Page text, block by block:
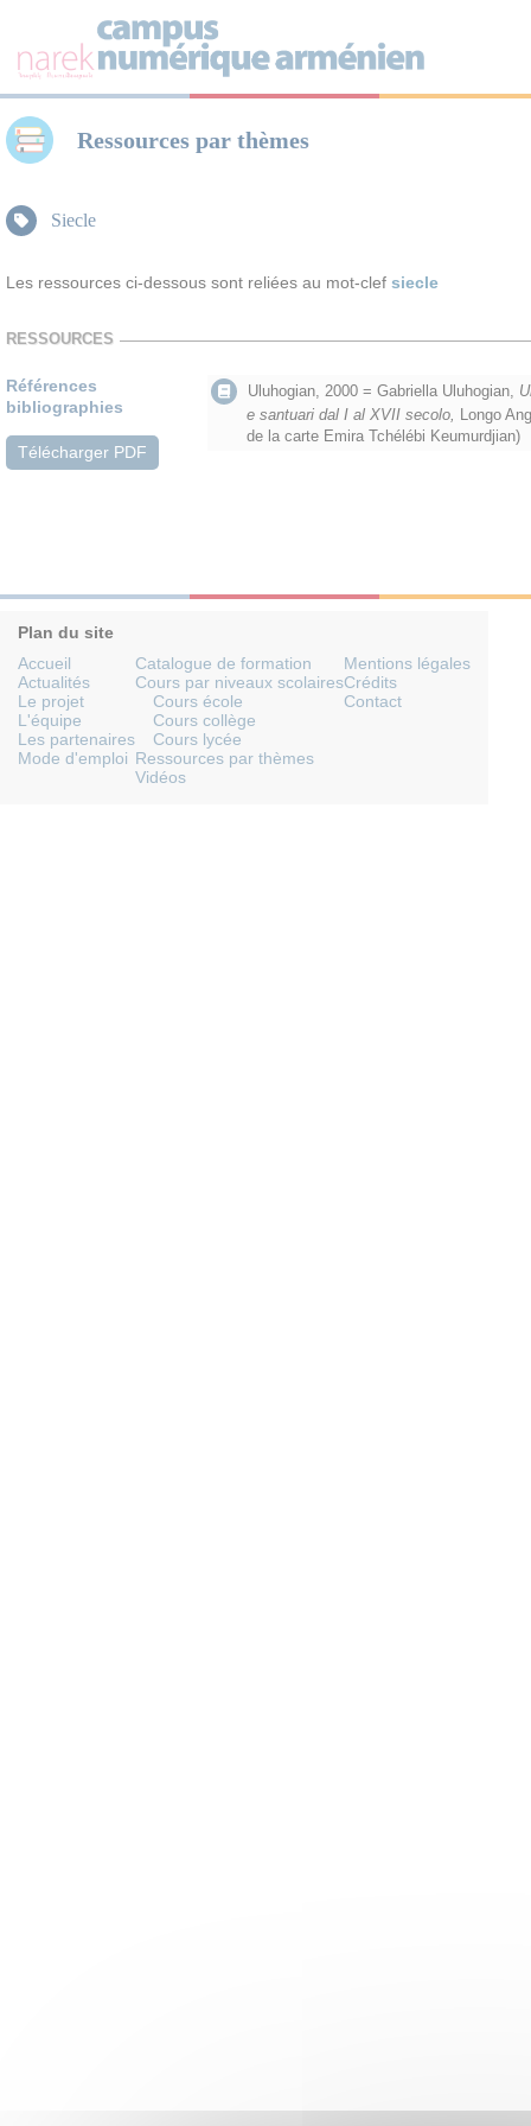
Ressources par thèmes
Siecle
Les ressources ci-dessous sont reliées au mot-clef siecle
RESSOURCES
Références
bibliographies
Télécharger PDF
Uluhogian, 2000 = Gabriella Uluhogian,
e santuari dal I al XVII secolo, Longo
de la carte Emira Tchélébi Keumurdjian)
Plan du site
Accueil
Actualités
Le projet
L'équipe
Les partenaires
Mode d'emploi
Catalogue de formation
Cours par niveaux scolaires
Cours école
Cours collège
Cours lycée
Ressources par thèmes
Vidéos
Mentions légales
Crédits
Contact